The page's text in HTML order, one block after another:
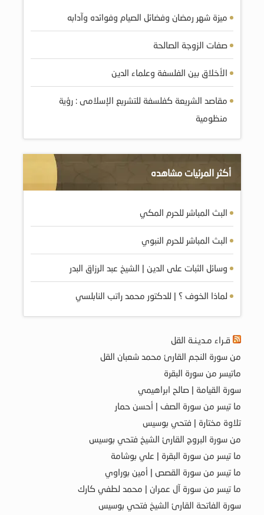
ميزة شهر رمضان وفضائل الصيام وفوائده وآدابه
صفات الزوجة الصالحة
الأخلاق بين الفلسفة وعلماء الدين
مقاصد الشريعة كفلسفة للتشريع الإسلامى : رؤية
منظومية
أكثر المرئيات مشاهده
البث المباشر للحرم المكي
البث المباشر للحرم النبوي
وسائل الثبات على الدين | الشيخ عبد الرزاق البدر
لماذا الخوف ؟ | للدكتور محمد راتب النابلسي
قـراء مـديـنـة القل
من سورة النجم القارئ محمد شعبان القل
ماتيسر من سورة البقرة
سورة القيامة | صالح ابراهيمي
ما تيسر من سورة الصف | أحسن حمار
تلاوة مختارة | فتحي بوسيس
من سورة البروج القارئ الشيخ فتحي بوسيس
ما تيسر من سورة البقرة | علي بوشامة
ما تيسر من سورة القصص | أمين بوراوي
ما تيسر من سورة آل عمران | محمد لطفي كارك
سورة الفاتحة القارئ الشيخ فتحي بوسيس